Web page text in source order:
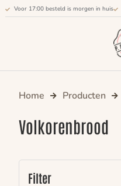
Voor 17:00 besteld is morgen in huis
Home Producten
Volkorenbrood
Filter